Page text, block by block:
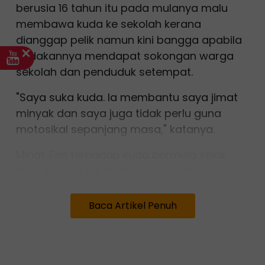
berusia 16 tahun itu pada mulanya malu
membawa kuda ke sekolah kerana
dianggap pelik namun kini bangga apabila
tindakannya mendapat sokongan warga
sekolah dan penduduk setempat.
"Saya suka kuda. Ia membantu saya jimat
minyak dan saya juga tidak perlu guna
motosikal sepanjang masa," katanya.
Baca Artikel Penuh